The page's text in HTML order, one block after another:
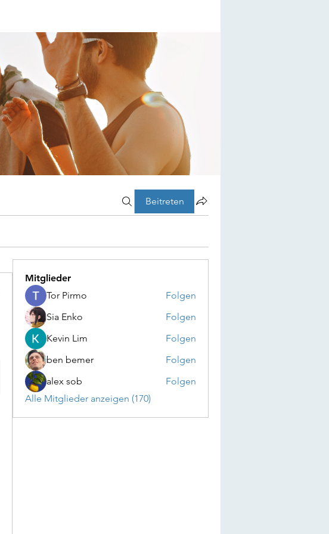
Beitreten
Mitglieder
Tor Pirmo
Folgen
Sia Enko
Folgen
Kevin Lim
Folgen
ben bemer
Folgen
alex sob
Folgen
Alle Mitglieder anzeigen (170)